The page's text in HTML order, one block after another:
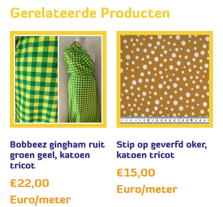
Gerelateerde Producten
Bobbeez gingham ruit
groen geel, katoen
tricot
€22,00
Euro/meter
Stip op geverfd oker,
katoen tricot
€15,00
Euro/meter